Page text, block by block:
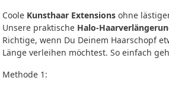
Coole Kunsthaar Extensions ohne
Unsere praktische Halo-
Richtige, wenn Du Deinem Haarschopf
Länge verleihen möchtest. So einfach
Methode 1: